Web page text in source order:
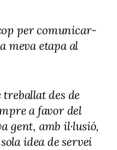
per comunicar-
meva etapa al
des de
a favor del
gent, amb il·lusió,
idea de servei